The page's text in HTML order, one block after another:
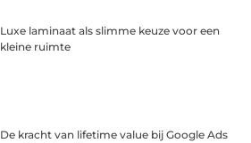
Luxe laminaat als slimme keuze voor een
kleine ruimte
De kracht van lifetime value bij Google Ads